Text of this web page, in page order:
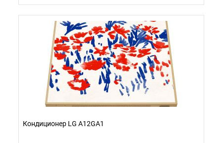
Кондиционер LG A12GA1